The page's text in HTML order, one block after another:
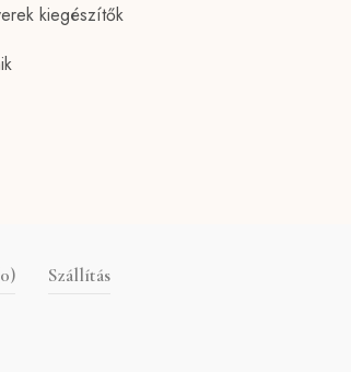
kiegészítők
Szállítás